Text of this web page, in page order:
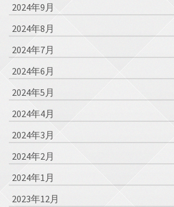
2024年9月
2024年8月
2024年7月
2024年6月
2024年5月
2024年4月
2024年3月
2024年2月
2024年1月
2023年12月